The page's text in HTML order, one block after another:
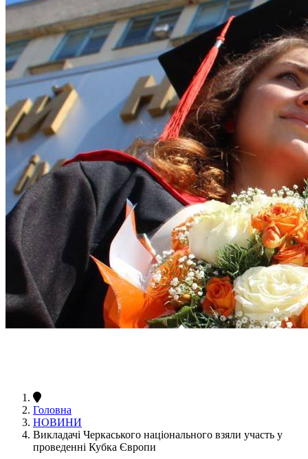
Головна
НОВИНИ
Викладачі Черкаського національного взяли участь у
проведенні Кубка Європи